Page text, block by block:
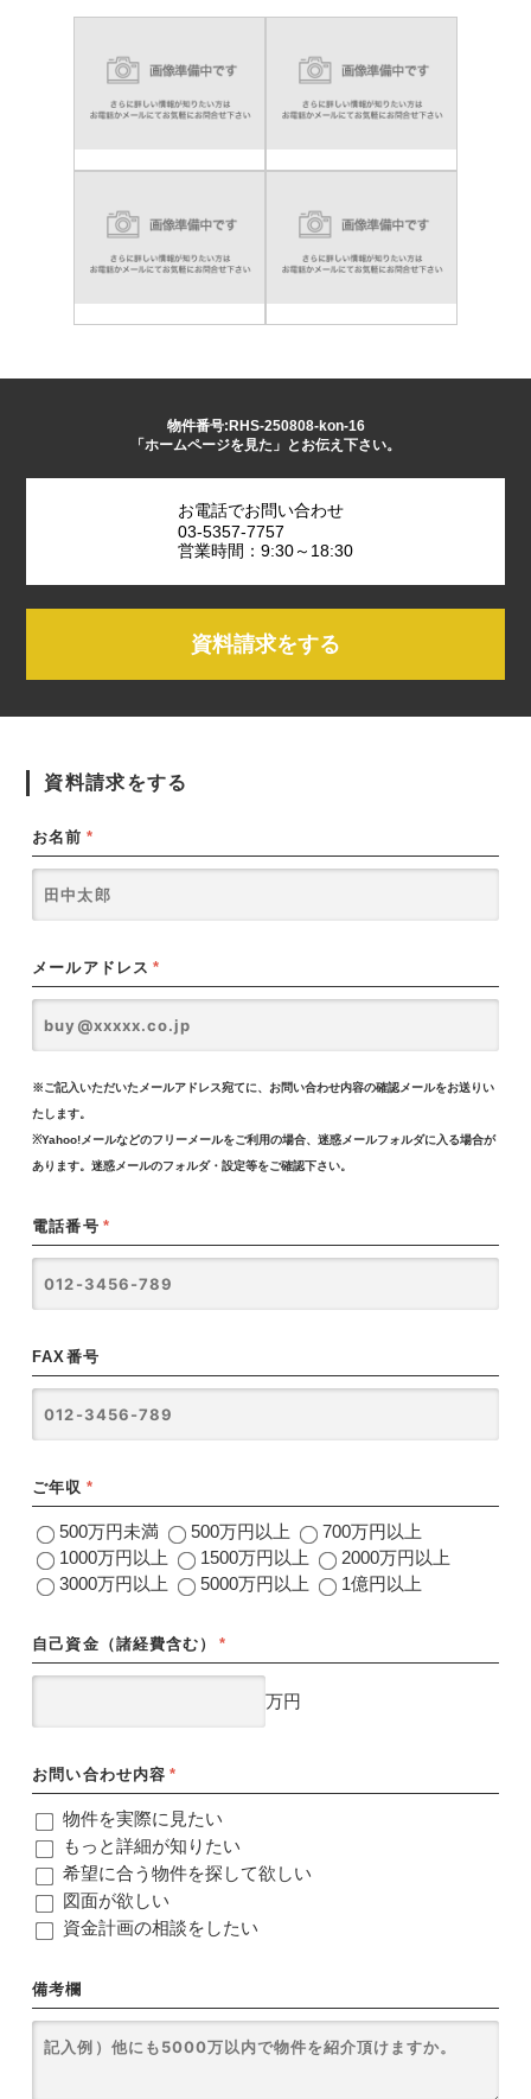
物件番号:RHS-250808-kon-16
「ホームページを見た」とお伝え下さい。
お電話でお問い合わせ
03-5357-7757
営業時間：9:30～18:30
資料請求をする
資料請求をする
お名前 *
メールアドレス *
※ご記入いただいたメールアドレス宛てに、お問い合わせ内容の確認メールをお送りい
たします。
※Yahoo!メールなどのフリーメールをご利用の場合、迷惑メールフォルダに入る場合が
あります。迷惑メールのフォルダ・設定等をご確認下さい。
電話番号 *
FAX番号
ご年収 *
500万円未満 500万円以上
700万円以上
1000万円以上
1500万円以上
2000万円以上
3000万円以上
5000万円以上 1億円以上
自己資金（諸経費含む） *
万円
お問い合わせ内容 *
物件を実際に見たい
もっと詳細が知りたい
希望に合う物件を探して欲しい
図面が欲しい
資金計画の相談をしたい
備考欄